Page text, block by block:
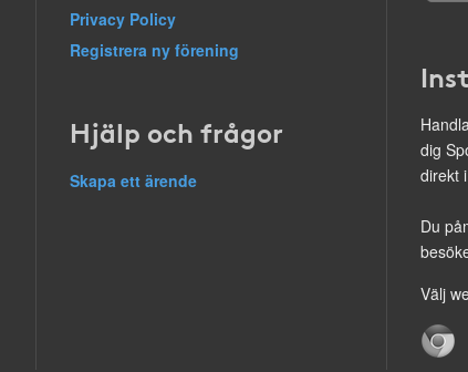
Privacy Policy
Registrera ny förening
Hjälp och frågor
Skapa ett ärende
dig
direkt
Du
Välj